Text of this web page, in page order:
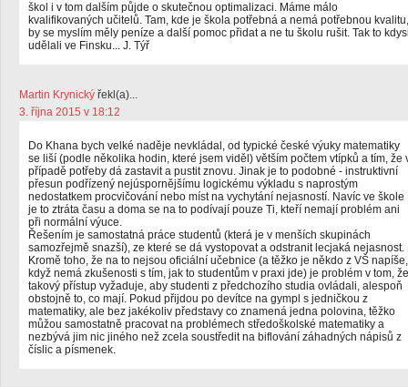
škol i v tom dalším půjde o skutečnou optimalizaci. Máme málo
kvalifikovaných učitelů. Tam, kde je škola potřebná a nemá potřebnou kvalitu,
by se myslím měly peníze a další pomoc přidat a ne tu školu rušit. Tak to
udělali ve Finsku... J. Týř
Martin Krynický řekl(a)...
3. října 2015 v 18:12
Do Khana bych velké naděje nevkládal, od typické české výuky matematiky
se liší (podle několika hodin, které jsem viděl) větším počtem vtípků a tím, že
případě potřeby dá zastavit a pustit znovu. Jinak je to podobné - instruktivní
přesun podřízený nejúspornějšímu logickému výkladu s naprostým
nedostatkem procvičování nebo míst na vychytání nejasností. Navíc ve škole
je to ztráta času a doma se na to podívají pouze Ti, kteří nemají problém ani
při normální výuce.
Řešením je samostatná práce studentů (která je v menších skupinách
samozřejmě snazší), ze které se dá vystopovat a odstranit lecjaká nejasnost.
Kromě toho, že na to nejsou oficiální učebnice (a těžko je někdo z VŠ napíše,
když nemá zkušenosti s tím, jak to studentům v praxi jde) je problém v tom, že
takový přístup vyžaduje, aby studenti z předchozího studia ovládali, alespoň
obstojně to, co mají. Pokud přijdou po devítce na gympl s jedničkou z
matematiky, ale bez jakékoliv představy co znamená jedna polovina, těžko
můžou samostatně pracovat na problémech středoškolské matematiky a
nezbývá jim nic jiného než zcela soustředit na biflování záhadných nápisů z
číslic a písmenek.